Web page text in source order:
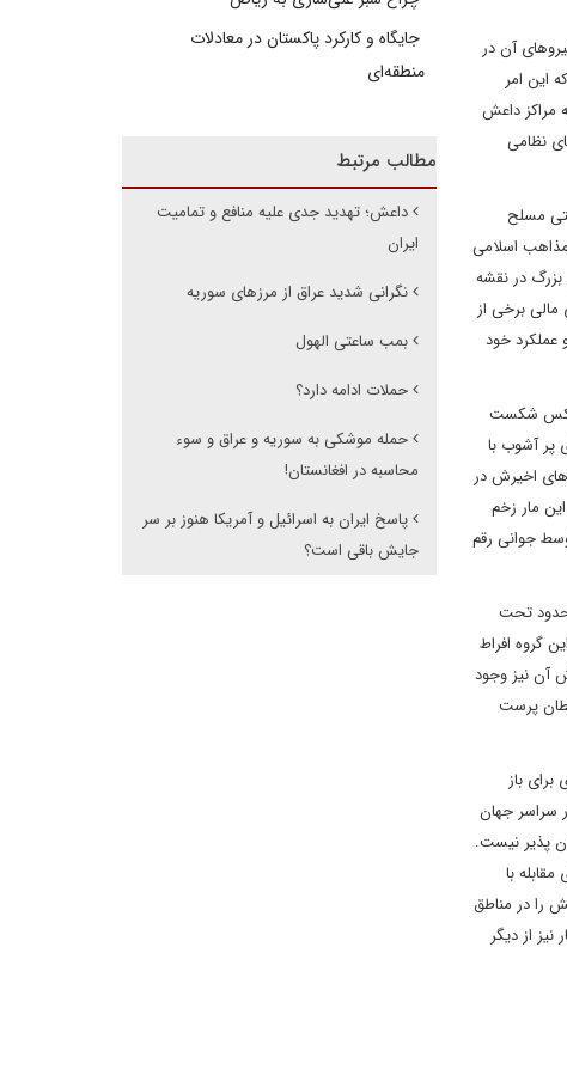
آن در
این امر
مراکز داعش
نظامی
مسلح
اسلامی
بزرگ در نقشه
برخی از
عملکرد خود
عکس شکست
پر آشوب با
اخیرش در
مار زخم
جوانی رقم
تحت
گروه افراط
آن نیز وجود
پرست
باز
سراسر جهان
پذیر نیست.
با
را در مناطق
از دیگر
جایگاه و کارکرد پاکستان در معادلات
منطقه‌ای
مطالب مرتبط
داعش؛ تهدید جدی علیه منافع و تمامیت
ایران
نگرانی شدید عراق از مرزهای سوریه
بمب ساعتی الهول
حملات ادامه دارد؟
حمله موشکی به سوریه و عراق و سوء
محاسبه در افغانستان!
پاسخ ایران به اسرائیل و آمریکا هنوز بر سر
جایش باقی است؟